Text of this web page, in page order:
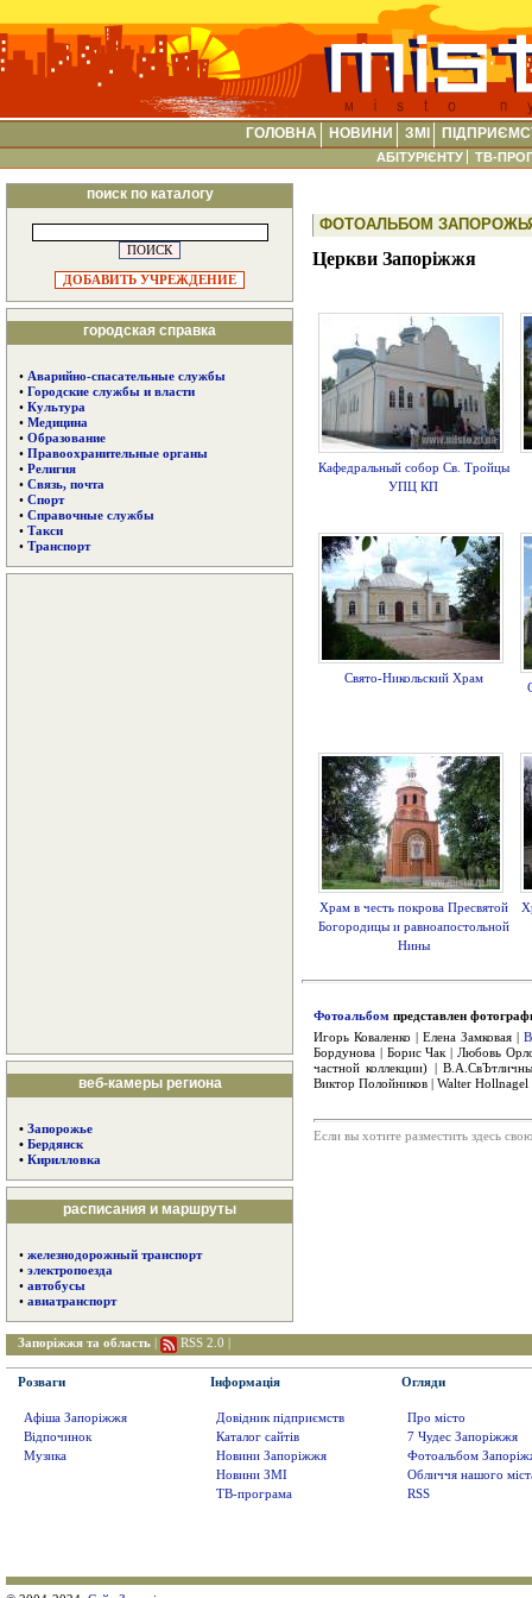
ГОЛОВНА НОВИНИ ЗМІ
АБІТУРІЄНТУ ТВ-
поиск по каталогу
ДОБАВИТЬ УЧРЕЖДЕНИЕ
городская справка
• Аварийно-спасательные службы
• Городские службы и власти
• Культура
• Медицина
• Образование
• Правоохранительные органы
• Религия
• Связь, почта
• Спорт
• Справочные службы
• Такси
• Транспорт
веб-камеры региона
• Запорожье
• Бердянск
• Кирилловка
расписания и маршруты
• железнодорожный транспорт
• электропоезда
• автобусы
• авиатранспорт
ФОТОАЛЬБОМ
Церкви Запоріжжя
Кафедральный собор Св. Тройцы
УПЦ КП
Свято-Никольский Храм
Храм в честь покрова Пресвятой
Богородицы и равноапостольной
Нины
Фотоальбом представлен
Игорь Коваленко | Елена Замковая |
Бордунова | Борис Чак | Любовь
частной коллекции) |
Виктор Полойников | Walter Hollnagel
Если вы хотите разместить здесь
Запоріжжя та область RSS 2.0
Розваги
Афіша Запоріжжя
Відпочинок
Музика
Інформація
Довідник підприємств
Каталог сайтів
Новини Запоріжжя
Новини ЗМІ
ТВ-програма
Огляди
Про місто
7 Чудес Запоріжжя
Фотоальбом
Обличчя нашого
RSS